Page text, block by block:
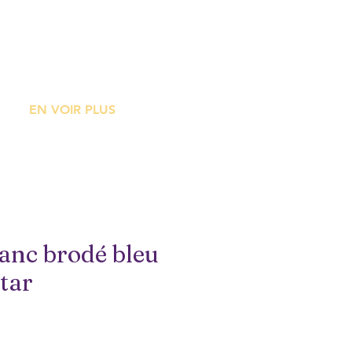
EN VOIR PLUS
brodé bleu